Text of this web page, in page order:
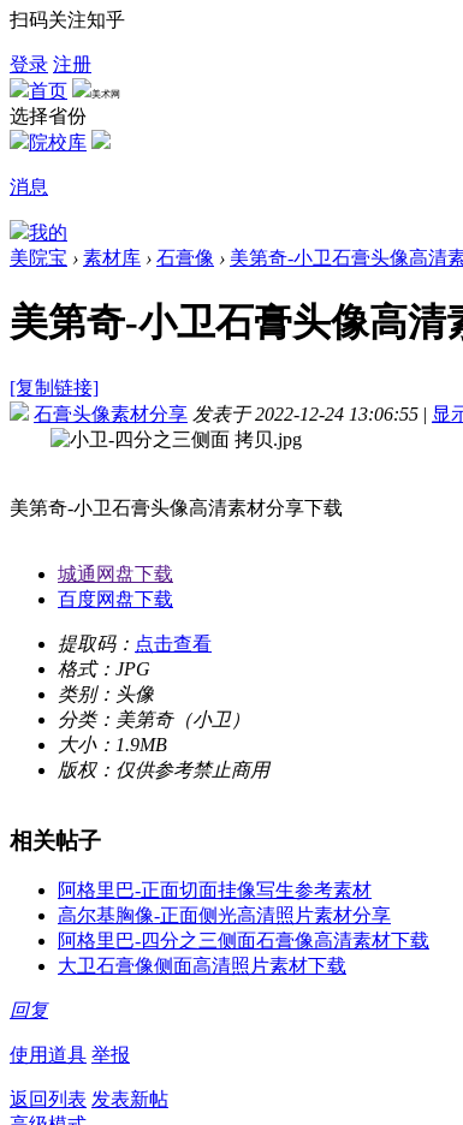
扫码关注知乎
登录 注册
首页
美术网
选择省份
院校库
消息
我的
美院宝 › 素材库 › 石膏像 › 美第奇-小卫石膏头像高清
美第奇-小卫石膏头像高清
[复制链接]
石膏头像素材分享 发表于 2022-12-24 13:06:55 | 显
美第奇-小卫石膏头像高清素材分享下载
城通网盘下载
百度网盘下载
提取码： 点击查看
格式： JPG
类别： 头像
分类： 美第奇（小卫）
大小： 1.9MB
版权： 仅供参考禁止商用
相关帖子
阿格里巴-正面切面挂像写生参考素材
高尔基胸像-正面侧光高清照片素材分享
阿格里巴-四分之三侧面石膏像高清素材下载
大卫石膏像侧面高清照片素材下载
回复
使用道具 举报
返回列表 发表新帖